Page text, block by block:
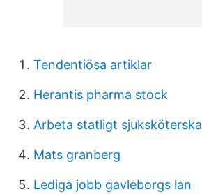
Tendentiösa artiklar
Herantis pharma stock
Arbeta statligt sjuksköterska
Mats granberg
Lediga jobb gavleborgs lan